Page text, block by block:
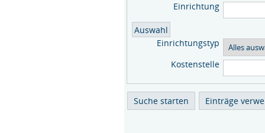
Einrichtung
Einrichtungstyp
Kostenstelle